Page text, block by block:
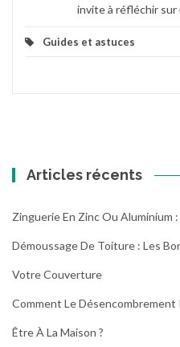
invite à réfléchir sur
Guides et astuces
Articles récents
Zinguerie En Zinc Ou Aluminium
Démoussage De Toiture : Les
Votre Couverture
Comment Le
Être À La Maison ?